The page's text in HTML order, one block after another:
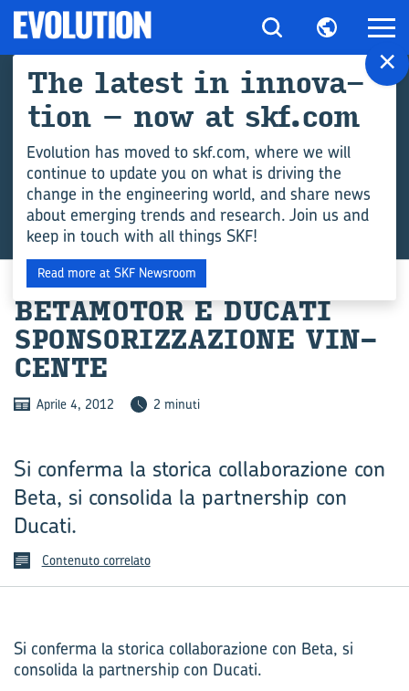
BE­TA­MO­TOR E DU­CA­TI
SPON­SO­RIZ­ZA­ZIO­NE VIN­
CEN­TE
Aprile 4, 2012 2 minuti
Si conferma la storica collaborazione con
Beta, si consolida la partnership con
Ducati.
Contenuto correlato
Si conferma la storica collaborazione con Beta, si
consolida la partnership con Ducati.
×
The la­te­st in in­no­va­
tion – now at skf.com
Evolution has moved to skf.com, where we will
continue to update you on what is driving the
change in the engineering world, and share news
about emerging trends and research. Join us and
keep in touch with all things SKF!
Read more at SKF Newsroom